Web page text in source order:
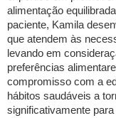
alimentação
paciente, Kamila
que atendem às
levando em
preferências
compromisso com a
hábitos saudáveis a
significativamente